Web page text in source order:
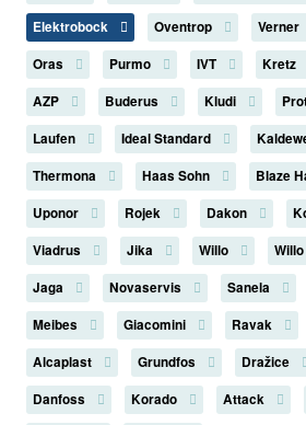
Elektrobock
Oventrop Verner
Oras
Purmo IVT Kretz
AZP
Buderus Kludi
Laufen
Ideal Standard
Thermona
Haas Sohn
Blaze
Uponor
Rojek Dakon
Viadrus
Jika Willo Willo
Jaga
Novaservis Sanela
Meibes
Giacomini Ravak
Alcaplast
Grundfos Dražice
Danfoss
Korado Attack